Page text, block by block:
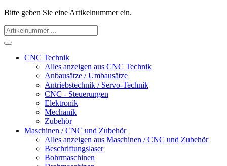
Bitte geben Sie eine Artikelnummer ein.
CNC Technik
Alles anzeigen aus CNC Technik
Anbausätze / Umbausätze
Antriebstechnik / Servo-Technik
CNC - Steuerungen
Elektronik
Mechanik
Zubehör
Maschinen / CNC und Zubehör
Alles anzeigen aus Maschinen / CNC und Zubehör
Beschriftungslaser
Bohrmaschinen